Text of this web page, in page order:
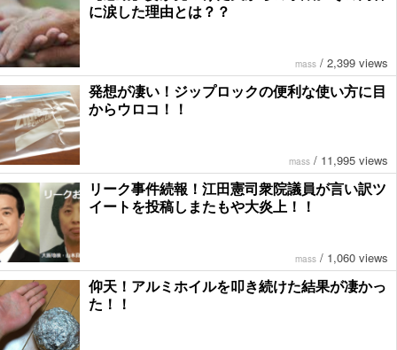
に涙した理由とは？？
mass / 2,399 views
発想が凄い！ジップロックの便利な使い方に目
からウロコ！！
mass / 11,995 views
リーク事件続報！江田憲司衆院議員が言い訳ツ
イートを投稿しまたもや大炎上！！
mass / 1,060 views
仰天！アルミホイルを叩き続けた結果が凄かっ
た！！